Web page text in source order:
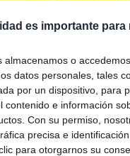
es importante
almacenamos o
datos personales, tales
por un dispositivo, para
contenido e información
Con su permiso,
precisa e
para otorgarnos su